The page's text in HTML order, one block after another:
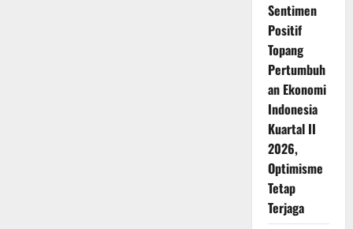
Sentimen
Positif
Topang
Pertumbuh
an Ekonomi
Indonesia
Kuartal II
2026,
Optimisme
Tetap
Terjaga